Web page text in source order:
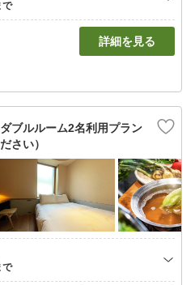
詳細を見る
ブルルーム2名利用プラン
さい）